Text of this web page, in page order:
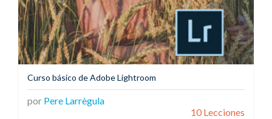
Curso básico de Adobe Lightroom
por Pere Larrègula
10 Lecciones